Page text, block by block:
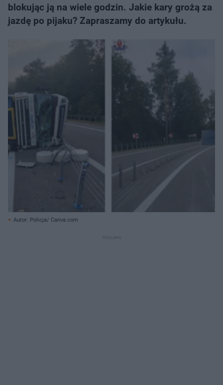
blokując ją na wiele godzin. Jakie kary grożą za
jazdę po pijaku? Zapraszamy do artykułu.
Autor: Policja/ Canva.com